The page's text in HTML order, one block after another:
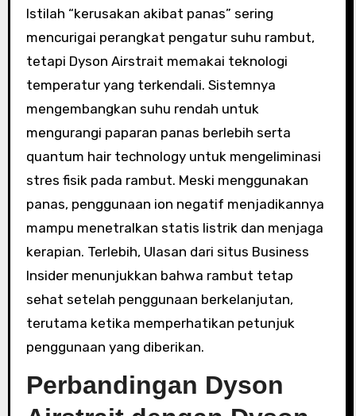
Istilah “kerusakan akibat panas” sering
mencurigai perangkat pengatur suhu rambut,
tetapi Dyson Airstrait memakai teknologi
temperatur yang terkendali. Sistemnya
mengembangkan suhu rendah untuk
mengurangi paparan panas berlebih serta
quantum hair technology untuk mengeliminasi
stres fisik pada rambut. Meski menggunakan
panas, penggunaan ion negatif menjadikannya
mampu menetralkan statis listrik dan menjaga
kerapian. Terlebih, Ulasan dari situs Business
Insider menunjukkan bahwa rambut tetap
sehat setelah penggunaan berkelanjutan,
terutama ketika memperhatikan petunjuk
penggunaan yang diberikan.
Perbandingan Dyson